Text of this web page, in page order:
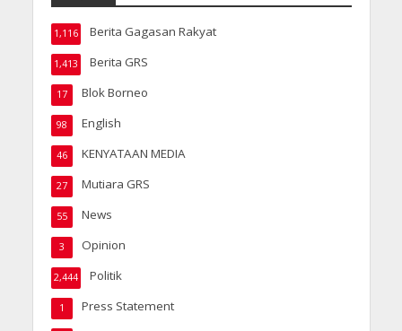
Berita Gagasan Rakyat
1,116
Berita GRS
1,413
Blok Borneo
17
English
98
KENYATAAN MEDIA
46
Mutiara GRS
27
News
55
Opinion
3
Politik
2,444
Press Statement
1